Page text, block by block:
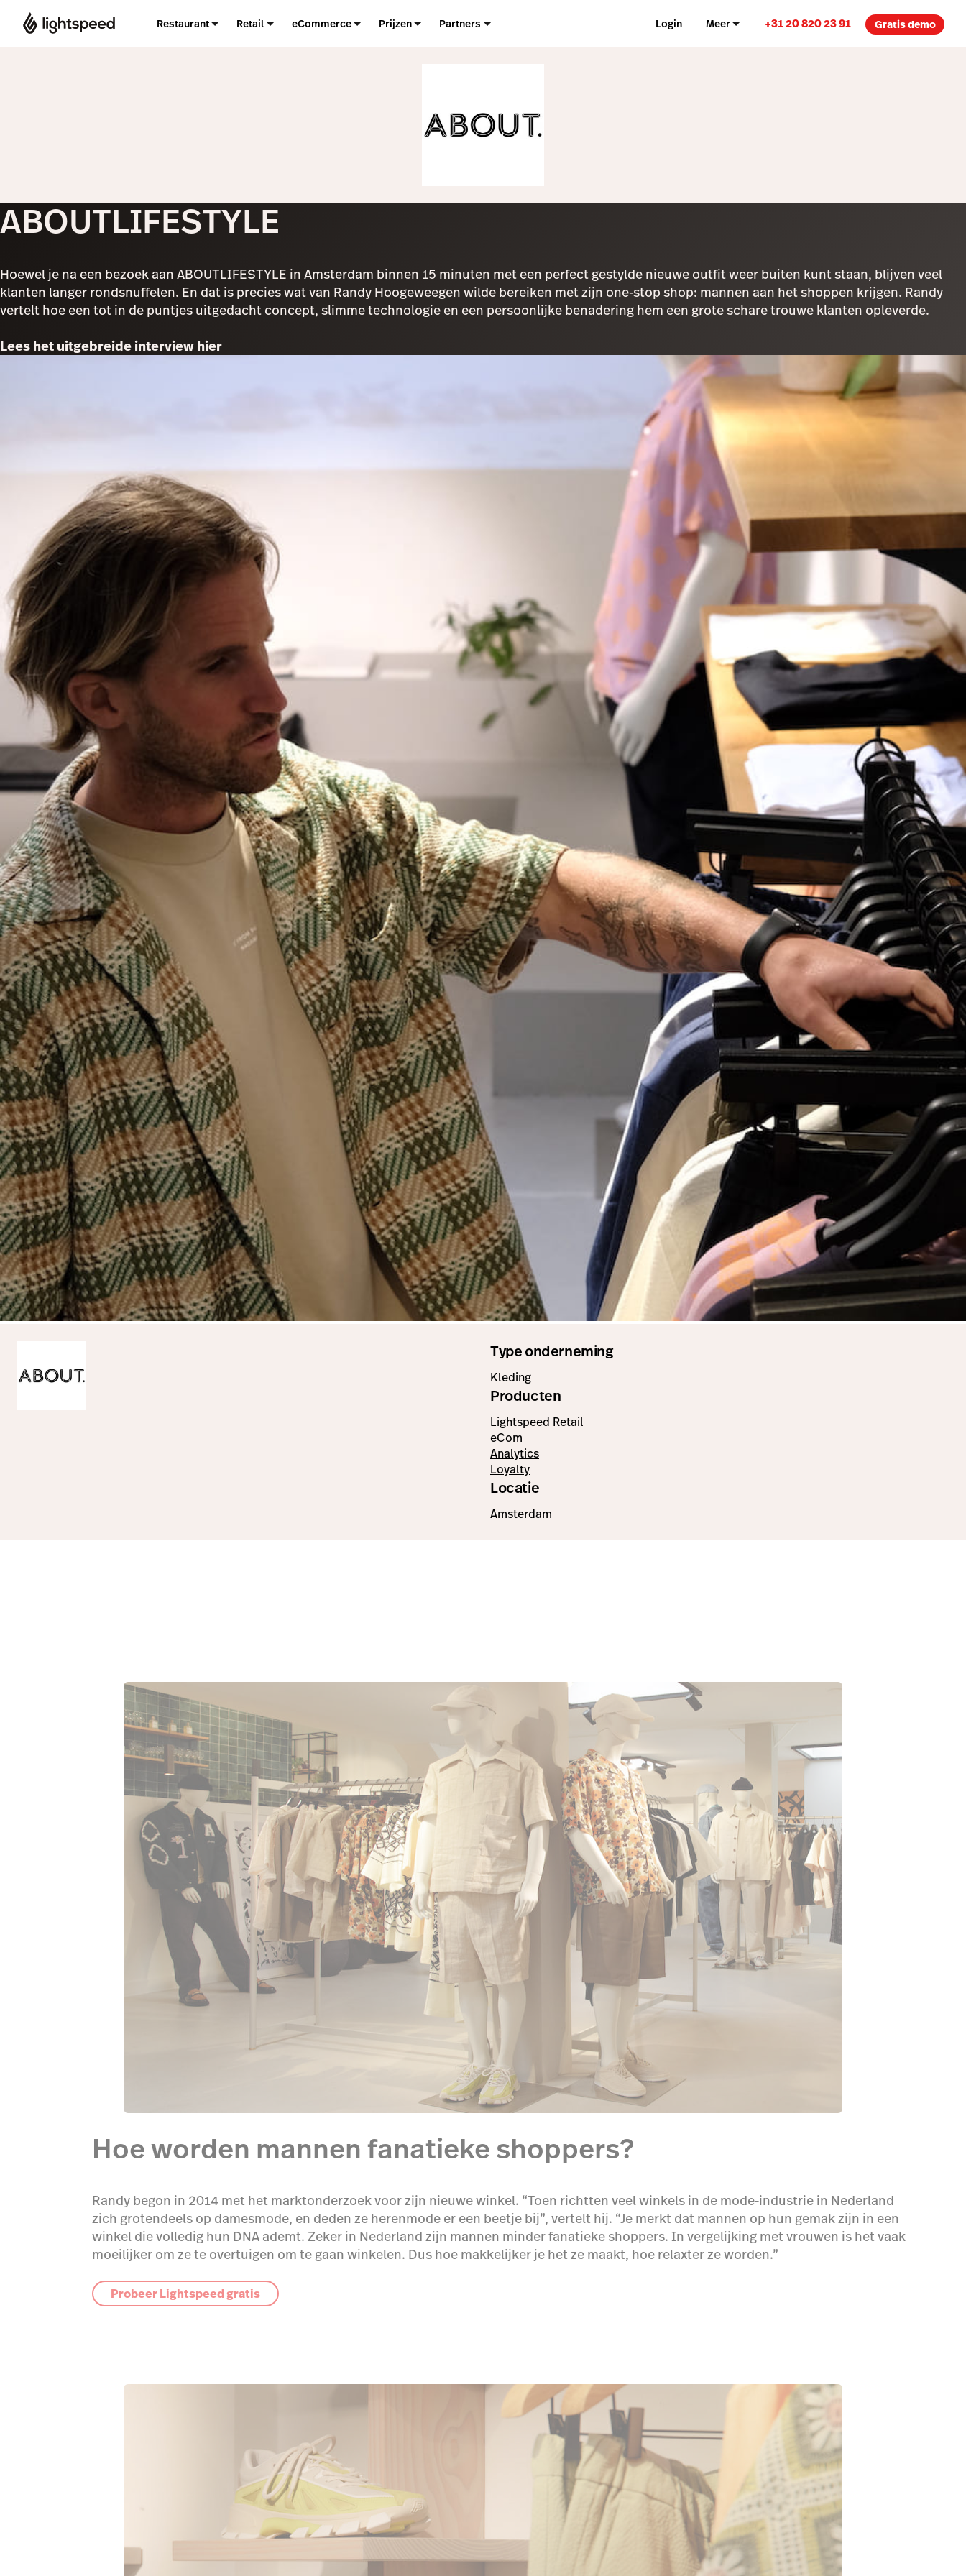
Restaurant Retail eCommerce Prijzen Partners Login Meer +31 20 820 23 91 Gratis demo
ABOUTLIFESTYLE
Hoewel je na een bezoek aan ABOUTLIFESTYLE in Amsterdam binnen 15 minuten met een perfect gestylde nieuwe outfit weer buiten kunt staan, blijven veel
klanten langer rondsnuffelen. En dat is precies wat van Randy Hoogeweegen wilde bereiken met zijn one-stop shop: mannen aan het shoppen krijgen. Randy
vertelt hoe een tot in de puntjes uitgedacht concept, slimme technologie en een persoonlijke benadering hem een grote schare trouwe klanten opleverde.
Lees het uitgebreide interview hier
Type onderneming
Kleding
Producten
Lightspeed Retail
eCom
Analytics
Loyalty
Locatie
Amsterdam
Hoe worden mannen fanatieke shoppers?
Randy begon in 2014 met het marktonderzoek voor zijn nieuwe winkel. “Toen richtten veel winkels in de mode-industrie in Nederland
zich grotendeels op damesmode, en deden ze herenmode er een beetje bij”, vertelt hij. “Je merkt dat mannen op hun gemak zijn in een
winkel die volledig hun DNA ademt. Zeker in Nederland zijn mannen minder fanatieke shoppers. In vergelijking met vrouwen is het vaak
moeilijker om ze te overtuigen om te gaan winkelen. Dus hoe makkelijker je het ze maakt, hoe relaxter ze worden.”
Probeer Lightspeed gratis